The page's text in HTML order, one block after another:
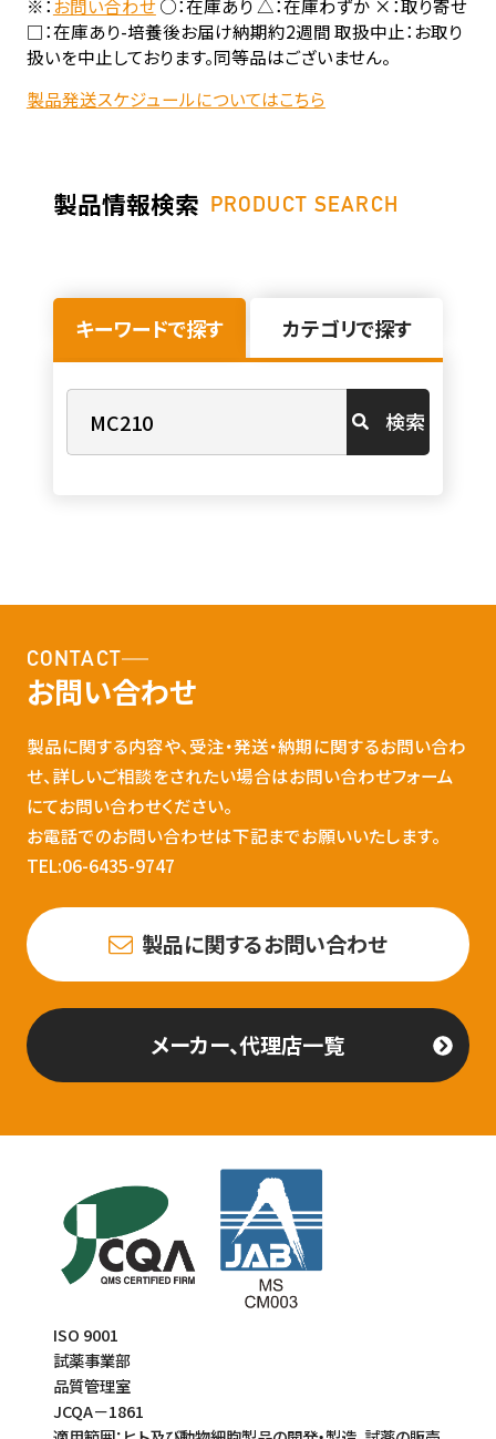
※：お問い合わせ○：在庫あり △：在庫わずか ×：取り寄せ
□：在庫あり-培養後お届け納期約2週間 取扱中止：お取り
扱いを中止しております。同等品はございません。
製品発送スケジュールについてはこちら
製品情報検索 PRODUCT SEARCH
キーワードで探す カテゴリで探す
検索
CONTACT
お問い合わせ
製品に関する内容や、受注・発送・納期に関するお問い合わ
せ、詳しいご相談をされたい場合はお問い合わせフォーム
にてお問い合わせください。
お電話でのお問い合わせは下記までお願いいたします。
TEL:06-6435-9747
製品に関するお問い合わせ
メーカー、代理店一覧
ISO 9001
試薬事業部
品質管理室
JCQA－1861